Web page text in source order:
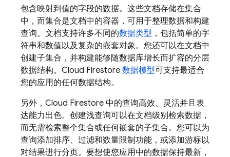
包含映射到值的字段的数据。这些文档存储在集合
中，而集合是文档中的容器，可用于整理数据和构建
查询。文档支持许多不同的数据类型 ，包括简单的字
符串和数值以及复杂的嵌套对象。您还可以在文档中
创建子集合，并构建能够随数据库增长而扩容的分层
数据结构。 Cloud Firestore 数据模型可支持最适合
您的应用的任何数据结构。
另外， Cloud Firestore 中的查询高效、灵活并且表
达能力出色。创建浅查询可以在文档级别检索数据，
而无需检索整个集合或任何嵌套的子集合。您可以为
查询添加排序、过滤和数量限制功能，或添加游标以
对结果进行分页。要想使您应用中的数据保持最新，